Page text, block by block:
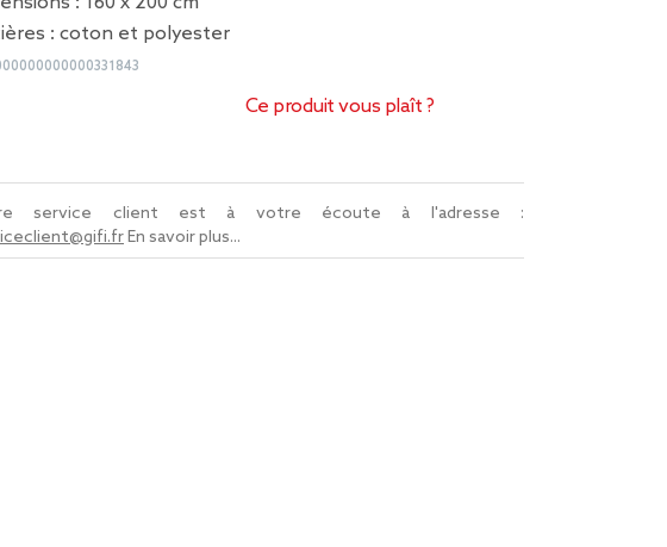
: coton et polyester
Ce produit vous plaît ?
service client est à votre écoute à l'adresse :
En savoir plus...